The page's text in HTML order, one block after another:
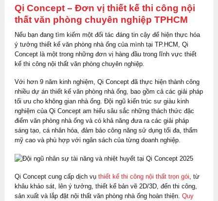
Qi Concept – Đơn vị thiết kế thi công nội
thất văn phòng chuyên nghiệp TPHCM
Nếu bạn đang tìm kiếm một đối tác đáng tin cậy để hiện thực hóa
ý tưởng thiết kế văn phòng nhà ống của mình tại TP.HCM, Qi
Concept là một trong những đơn vị hàng đầu trong lĩnh vực thiết
kế thi công nội thất văn phòng chuyên nghiệp.
Với hơn 9 năm kinh nghiệm, Qi Concept đã thực hiện thành công
nhiều dự án thiết kế văn phòng nhà ống, bao gồm cả các giải pháp
tối ưu cho không gian nhà ống. Đội ngũ kiến trúc sư giàu kinh
nghiệm của Qi Concept am hiểu sâu sắc những thách thức đặc
điểm văn phòng nhà ống và có khả năng đưa ra các giải pháp
sáng tạo, cá nhân hóa, đảm bảo công năng sử dụng tối đa, thẩm
mỹ cao và phù hợp với ngân sách của từng doanh nghiệp.
Qi Concept cung cấp dịch vụ thiết kế thi công nội thất trọn gói , từ
khâu khảo sát, lên ý tưởng, thiết kế bản vẽ 2D/3D, đến thi công,
sản xuất và lắp đặt nội thất văn phòng nhà ống hoàn thiện. Quy